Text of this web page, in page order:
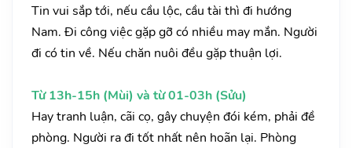
Tin vui sắp tới, nếu cầu lộc, cầu tài thì đi hướng
Nam. Đi công việc gặp gỡ có nhiều may mắn. Người
đi có tin về. Nếu chăn nuôi đều gặp thuận lợi.
Từ 13h-15h (Mùi) và từ 01-03h (Sửu)
Hay tranh luận, cãi cọ, gây chuyện đói kém, phải đề
phòng. Người ra đi tốt nhất nên hoãn lại. Phòng